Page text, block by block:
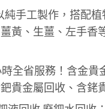
純手工製作，搭配
黃、生薑、左手香
全省服務！含金貴
貴金屬回收、含銠